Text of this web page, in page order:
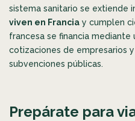
sistema sanitario se extiende
viven en Francia y cumplen
francesa se financia mediante
cotizaciones de empresarios
subvenciones públicas.
Prepárate para